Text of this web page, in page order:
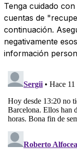
Tenga cuidado
cuentas de
continuación.
negativamente
información